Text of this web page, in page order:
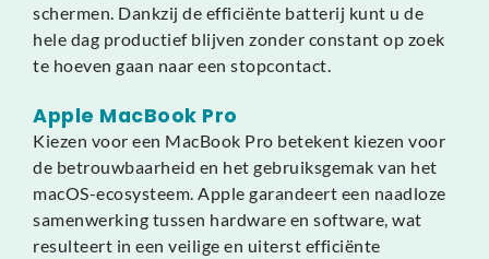
schermen. Dankzij de efficiënte batterij kunt u de
hele dag productief blijven zonder constant op zoek
te hoeven gaan naar een stopcontact.
Apple MacBook Pro
Kiezen voor een MacBook Pro betekent kiezen voor
de betrouwbaarheid en het gebruiksgemak van het
macOS-ecosysteem. Apple garandeert een naadloze
samenwerking tussen hardware en software, wat
resulteert in een veilige en uiterst efficiënte